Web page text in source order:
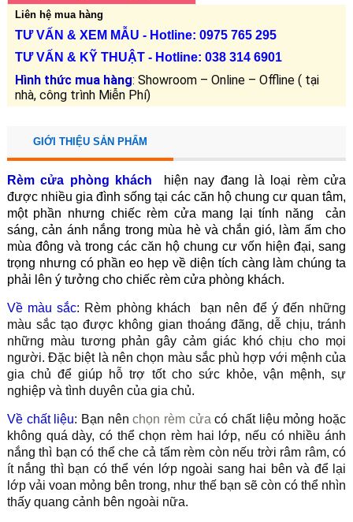
Liên hệ mua hàng
TƯ VẤN & XEM MẪU - Hotline: 0975 765 295
TƯ VẤN & KỸ THUẬT- Hotline: 038 314 6901
Hình thức mua hàng: Showroom – Online – Offline ( tại
nhà, công trình Miễn Phí)
GIỚI THIỆU SẢN PHẨM
Rèm cửa phòng khách
hiện nay đang là loại rèm cửa
được nhiều gia đình sống tại các căn hộ chung cư quan tâm,
một phần nhưng chiếc rèm cửa mang lại tính năngcản
sáng, cản ánh nắng trong mùa hè và chắn gió, làm ấm cho
mùa đông và trong các căn hộ chung cư vốn hiện đại, sang
trọng nhưng có phần eo hẹp về diện tích càng làm chúng ta
phải lên ý tưởng cho chiếcrèm cửa phòng khách.
Về màu sắc: Rèm phòng khách bạn nên để ý đến những
màu sắc tạo được không gian thoáng đãng, dễ chịu, tránh
những màu tương phản gây cảm giác khó chịu cho mọi
người. Đặc biệt là nên chọn màu sắc phù hợp với mệnh của
gia chủ để giúp hỗ trợ tốt cho sức khỏe, vận mệnh, sự
nghiệp và tình duyên của gia chủ.
Về chất liệu: Bạn nênchọn rèm cửa có chất liệu mỏng hoặc
không quá dày, có thể chọn rèm hai lớp, nếu có nhiều ánh
nắng thì bạn có thể che cả tấm rèm còn nếu trời râm râm, có
ít nắng thì bạn có thể vén lớp ngoài sang hai bên và để lại
lớp vải voan mỏng bên trong, như thế bạn sẽ còn có thể nhìn
thấy quang cảnh bên ngoài nữa.